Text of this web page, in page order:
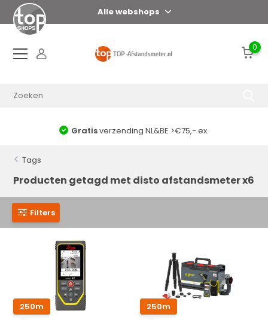
Alle webshops
0
Gratisverzending NL&BE >€75,- ex.
Tags
Producten getagd met disto afstandsmeter x6
Filters
250m
250m